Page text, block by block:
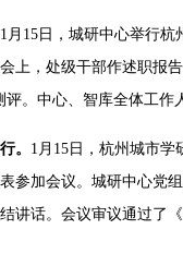
15日，城研中心举行
上，处级干部作述职报
。中心、智库全体工作
。 1月15日，杭州城市
参加会议。城研中心党
讲话。会议审议通过了